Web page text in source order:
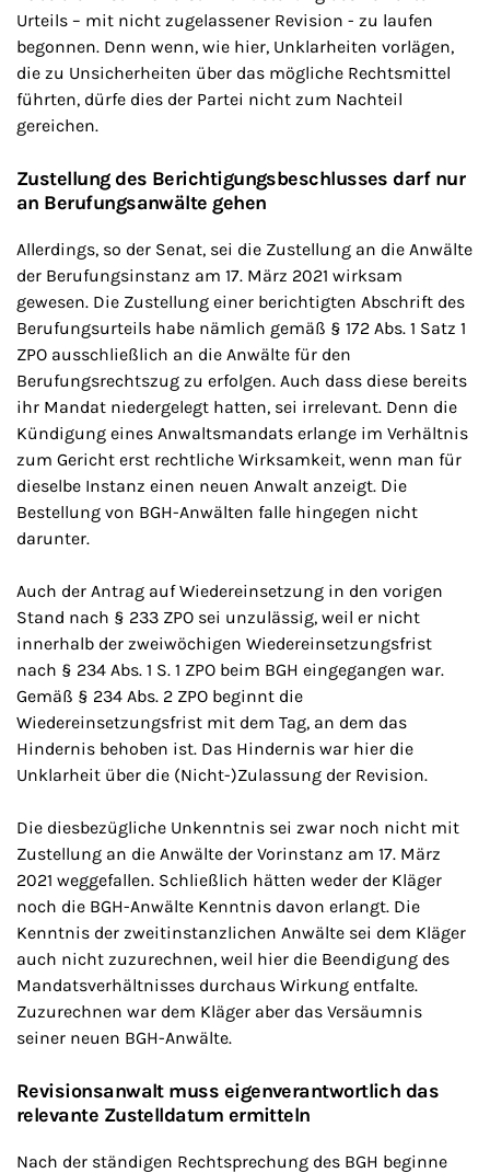
Urteils – mit nicht zugelassener Revision - zu laufen
begonnen. Denn wenn, wie hier, Unklarheiten vorlägen,
die zu Unsicherheiten über das mögliche Rechtsmittel
führten, dürfe dies der Partei nicht zum Nachteil
gereichen.
Zustellung des Berichtigungsbeschlusses darf nur
an Berufungsanwälte gehen
Allerdings, so der Senat, sei die Zustellung an die Anwälte
der Berufungsinstanz am 17. März 2021 wirksam
gewesen. Die Zustellung einer berichtigten Abschrift des
Berufungsurteils habe nämlich gemäß § 172 Abs. 1 Satz 1
ZPO ausschließlich an die Anwälte für den
Berufungsrechtszug zu erfolgen. Auch dass diese bereits
ihr Mandat niedergelegt hatten, sei irrelevant. Denn die
Kündigung eines Anwaltsmandats erlange im Verhältnis
zum Gericht erst rechtliche Wirksamkeit, wenn man für
dieselbe Instanz einen neuen Anwalt anzeigt. Die
Bestellung von BGH-Anwälten falle hingegen nicht
darunter.
Auch der Antrag auf Wiedereinsetzung in den vorigen
Stand nach § 233 ZPO sei unzulässig, weil er nicht
innerhalb der zweiwöchigen Wiedereinsetzungsfrist
nach § 234 Abs. 1 S. 1 ZPO beim BGH eingegangen war.
Gemäß § 234 Abs. 2 ZPO beginnt die
Wiedereinsetzungsfrist mit dem Tag, an dem das
Hindernis behoben ist. Das Hindernis war hier die
Unklarheit über die (Nicht-)Zulassung der Revision.
Die diesbezügliche Unkenntnis sei zwar noch nicht mit
Zustellung an die Anwälte der Vorinstanz am 17. März
2021 weggefallen. Schließlich hätten weder der Kläger
noch die BGH-Anwälte Kenntnis davon erlangt. Die
Kenntnis der zweitinstanzlichen Anwälte sei dem Kläger
auch nicht zuzurechnen, weil hier die Beendigung des
Mandatsverhältnisses durchaus Wirkung entfalte.
Zuzurechnen war dem Kläger aber das Versäumnis
seiner neuen BGH-Anwälte.
Revisionsanwalt muss eigenverantwortlich das
relevante Zustelldatum ermitteln
Nach der ständigen Rechtsprechung des BGH beginne